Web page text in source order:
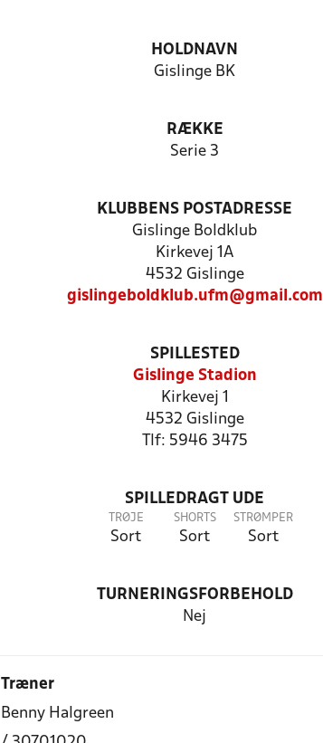
HOLDNAVN
Gislinge BK
RÆKKE
Serie 3
KLUBBENS POSTADRESSE
Gislinge Boldklub
Kirkevej 1A
4532 Gislinge
gislingeboldklub.ufm@gmail.com
SPILLESTED
Gislinge Stadion
Kirkevej 1
4532 Gislinge
Tlf: 5946 3475
SPILLEDRAGT UDE
TRØJE
Sort
SHORTS
Sort
STRØMPER
Sort
TURNERINGSFORBEHOLD
Nej
Træner
Benny Halgreen